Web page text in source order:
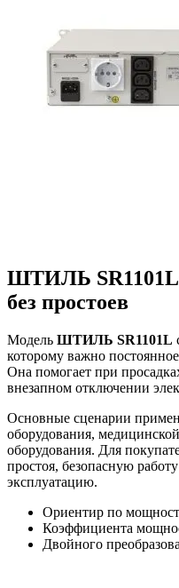
ШТИЛЬ SR1101L:
без простоев
Модель ШТИЛЬ SR1101L
которому важно
Она помогает при
внезапном отключении
Основные сценарии
оборудования,
оборудования. Для
простоя, безопасную
эксплуатацию.
Ориентир по
Коэффициента
Двойного